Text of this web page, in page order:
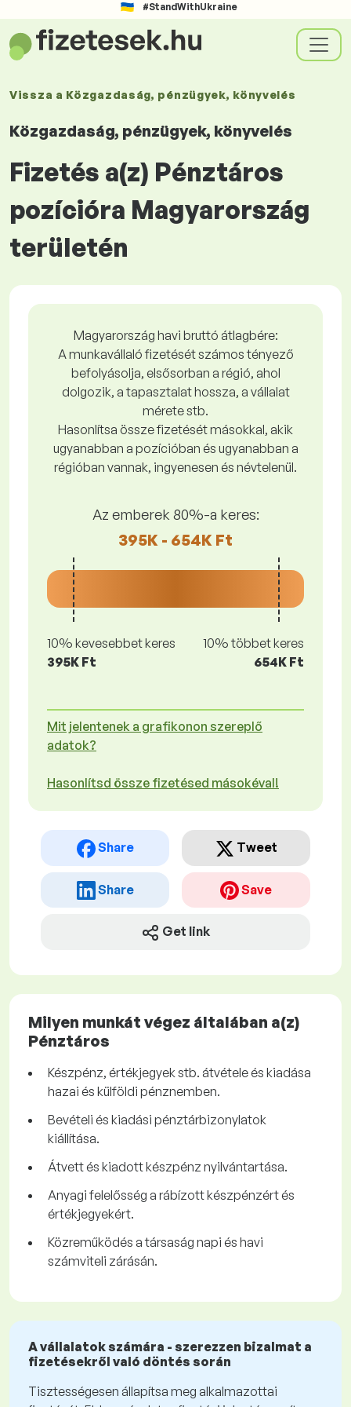
#StandWithUkraine
Vissza a Közgazdaság, pénzügyek, könyvelés
Közgazdaság, pénzügyek, könyvelés
Fizetés a(z) Pénztáros
pozícióra Magyarország
területén
Magyarország havi bruttó átlagbére:
A munkavállaló fizetését számos tényező
befolyásolja, elsősorban a régió, ahol
dolgozik, a tapasztalat hossza, a vállalat
mérete stb.
Hasonlítsa össze fizetését másokkal, akik
ugyanabban a pozícióban és ugyanabban a
régióban vannak, ingyenesen és névtelenül.
Az emberek 80%-a keres:
395K - 654K Ft
10% kevesebbet keres
395K Ft
10% többet keres
654K Ft
Mit jelentenek a grafikonon szereplő
adatok?
Hasonlítsd össze fizetésed másokéval!
Share Tweet
Share Save
Get link
Milyen munkát végez általában a(z)
Pénztáros
Készpénz, értékjegyek stb. átvétele és kiadása
hazai és külföldi pénznemben.
Bevételi és kiadási pénztárbizonylatok
kiállítása.
Átvett és kiadott készpénz nyilvántartása.
Anyagi felelősség a rábízott készpénzért és
értékjegyekért.
Közreműködés a társaság napi és havi
számviteli zárásán.
A vállalatok számára - szerezzen bizalmat a
fizetésekről való döntés során
Tisztességesen állapítsa meg alkalmazottai